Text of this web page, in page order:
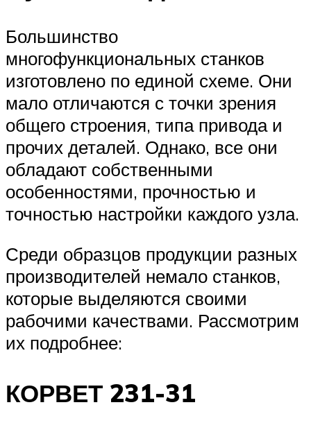
Большинство
многофункциональных станков
изготовлено по единой схеме. Они
мало отличаются с точки зрения
общего строения, типа привода и
прочих деталей. Однако, все они
обладают собственными
особенностями, прочностью и
точностью настройки каждого узла.
Среди образцов продукции разных
производителей немало станков,
которые выделяются своими
рабочими качествами. Рассмотрим
их подробнее:
КОРВЕТ 231-31